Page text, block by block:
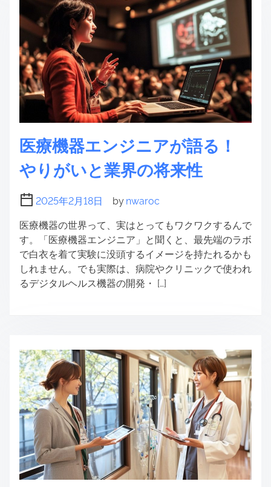
医療機器エンジニアが語る！
やりがいと業界の将来性
2025年2月18日 by nwaroc
医療機器の世界って、実はとってもワクワクするんで
す。「医療機器エンジニア」と聞くと、最先端のラボ
で白衣を着て実験に没頭するイメージを持たれるかも
しれません。でも実際は、病院やクリニックで使われ
るデジタルヘルス機器の開発・ […]